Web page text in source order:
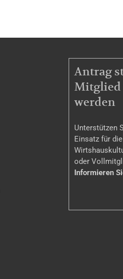
Antrag
Mitglied
werden
Unterstützen
Einsatz für
oder
Informieren